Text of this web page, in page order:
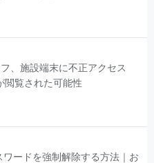
、施設端末に不正アクセス
閲覧された可能性
ードを強制解除する方法｜お